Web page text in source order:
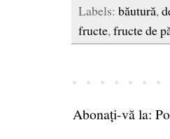
Labels: băutură,
fructe,fructe de
Abonați-vă la: